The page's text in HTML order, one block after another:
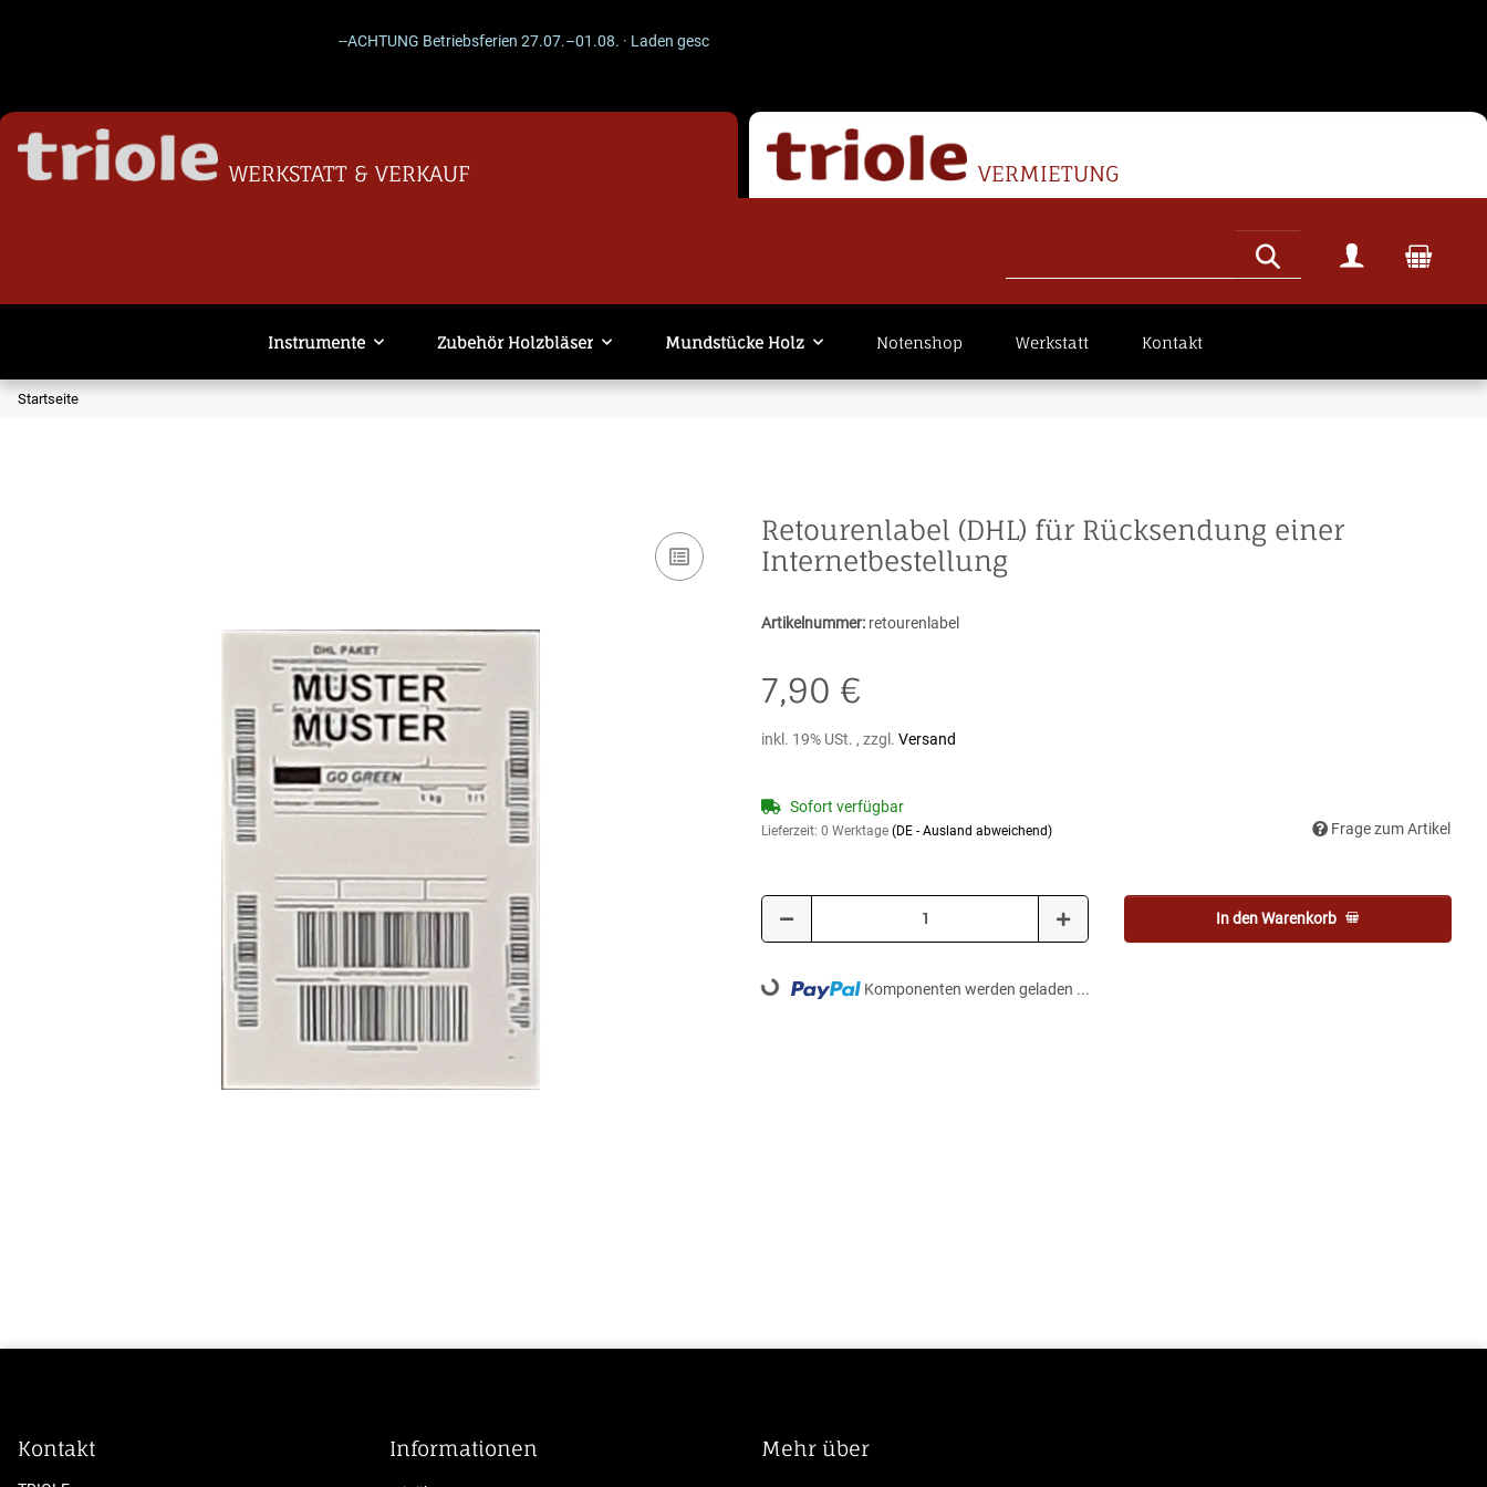
--ACHTUNG Betriebsferien 27.07.–01.08. · Laden geschlossen · Versand läuft weiter. -- ACHTUNG --
WERKSTATT & VERKAUF VERMIETUNG
Instrumente Zubehör Holzbläser Mundstücke Holz Notenshop Werkstatt Kontakt
Startseite
Retourenlabel (DHL) für Rücksendung einer
Internetbestellung
Artikelnummer: retourenlabel
7,90 €
inkl. 19% USt. , zzgl. Versand
Sofort verfügbar
Lieferzeit: 0 Werktage (DE - Ausland abweichend) Frage zum Artikel
In den Warenkorb
Loading... Komponenten werden geladen ...
Kontakt Informationen Mehr über